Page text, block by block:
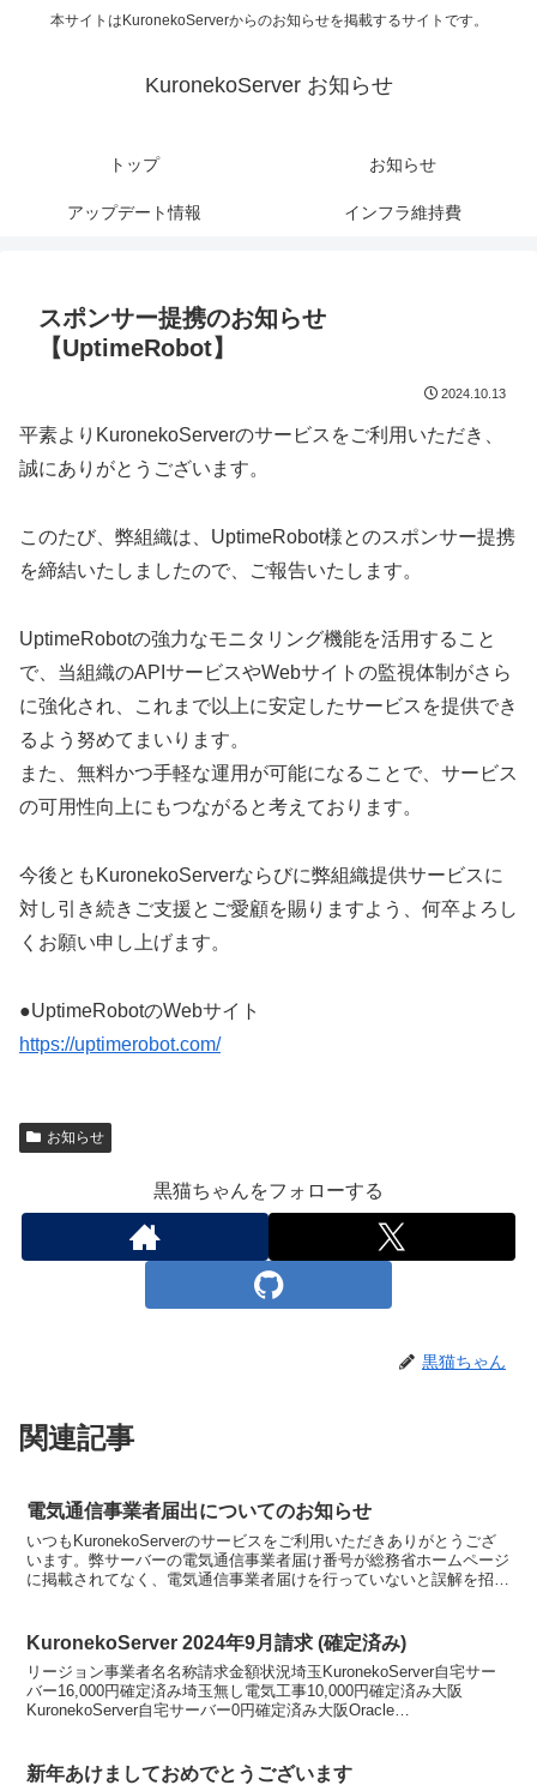
本サイトはKuronekoServerからのお知らせを掲載するサイトです。
KuronekoServer お知らせ
トップ お知らせ
アップデート情報 インフラ維持費
スポンサー提携のお知らせ
【UptimeRobot】
2024.10.13
平素よりKuronekoServerのサービスをご利用いただき、
誠にありがとうございます。
このたび、弊組織は、UptimeRobot様とのスポンサー提携
を締結いたしましたので、ご報告いたします。
UptimeRobotの強力なモニタリング機能を活用すること
で、当組織のAPIサービスやWebサイトの監視体制がさら
に強化され、これまで以上に安定したサービスを提供でき
るよう努めてまいります。
また、無料かつ手軽な運用が可能になることで、サービス
の可用性向上にもつながると考えております。
今後ともKuronekoServerならびに弊組織提供サービスに
対し引き続きご支援とご愛顧を賜りますよう、何卒よろし
くお願い申し上げます。
●UptimeRobotのWebサイト
https://uptimerobot.com/
お知らせ
黒猫ちゃんをフォローする
黒猫ちゃん
関連記事
電気通信事業者届出についてのお知らせ
いつもKuronekoServerのサービスをご利用いただきありがとうござ
います。弊サーバーの電気通信事業者届け番号が総務省ホームページ
に掲載されてなく、電気通信事業者届けを行っていないと誤解を招い
KuronekoServer 2024年9月請求 (確定済み)
リージョン事業者名名称請求金額状況埼玉KuronekoServer自宅サー
バー16,000円確定済み埼玉無し電気工事10,000円確定済み大阪
KuronekoServer自宅サーバー0円確定済み大阪Oracle
新年あけましておめでとうございます